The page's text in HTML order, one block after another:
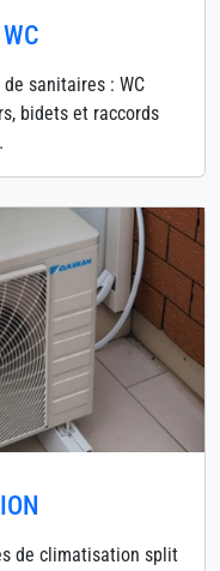
sanitaires : WC
bidets et raccords
de climatisation split